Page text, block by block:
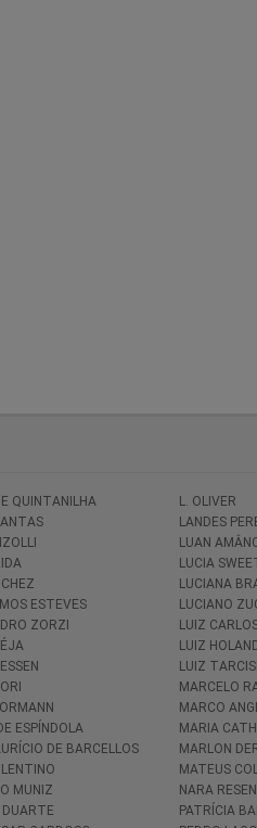
QUINTANILHA
ESTEVES
ZORZI
ESPÍNDOLA
DE BARCELLOS
MUNIZ
L. OLIVER
LANDES
LUAN
LUCIA
LUCIANA
LUCIANO
LUIZ
LUIZ
LUIZ
MARCELO
MARCO
MARIA
MARLON
MATEUS
NARA
PATRÍCIA